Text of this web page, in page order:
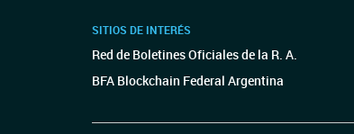
SITIOS DE INTERÉS
Red de Boletines Oficiales de la R. A.
BFA Blockchain Federal Argentina